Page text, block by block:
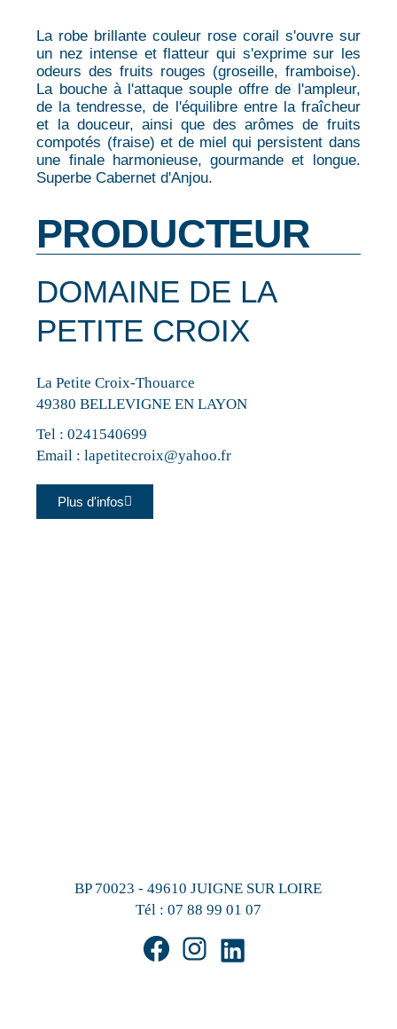
La robe brillante couleur rose corail s'ouvre sur
un nez intense et flatteur qui s'exprime sur les
odeurs des fruits rouges (groseille, framboise).
La bouche à l'attaque souple offre de l'ampleur,
de la tendresse, de l'équilibre entre la fraîcheur
et la douceur, ainsi que des arômes de fruits
compotés (fraise) et de miel qui persistent dans
une finale harmonieuse, gourmande et longue.
Superbe Cabernet d'Anjou.
PRODUCTEUR
DOMAINE DE LA
PETITE CROIX
La Petite Croix-Thouarce
49380 BELLEVIGNE EN LAYON
Tel :0241540699
Email :lapetitecroix@yahoo.fr
Plus d'infos
BP 70023 - 49610 JUIGNE SUR LOIRE
Tél : 07 88 99 01 07